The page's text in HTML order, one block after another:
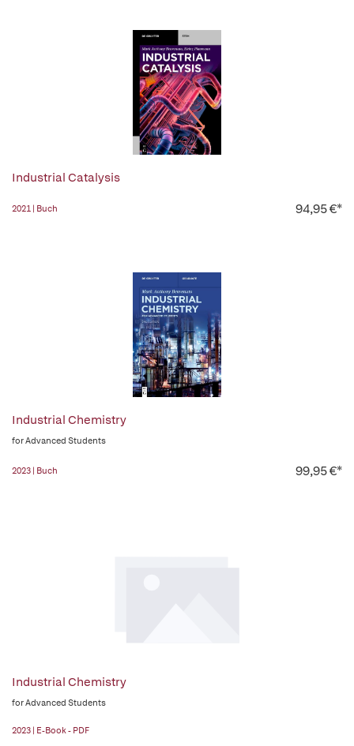
Industrial Catalysis
2021 | Buch 94,95 €*
Industrial Chemistry
for Advanced Students
2023 | Buch 99,95 €*
Industrial Chemistry
for Advanced Students
2023 | E-Book - PDF